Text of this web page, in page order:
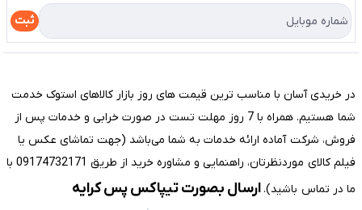
درباره ما
تماس با ما
راهنما
ثبت
در خریدی آسان با مناسب ترین قیمت های روز بازار کالاهای استوک خدمت
شما هستیم. همراه با 7 روز مهلت تست در صورت خرابی و خدمات پس از
فروش، شرکت آماده ارائه خدمات به شما می‌باشد (جهت تماشای عکس یا
فیلم کالای موردنظرتان، راهنمایی و مشاوره خرید از طریق 09174732171 با
ما در تماس باشید).ارسال بصورت تیپاکس پس کرایه